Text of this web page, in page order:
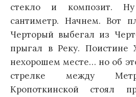
стекло и композит.
сантиметр. Начнем. Вот
Черторый выбегал из
прыгал в Реку. Поистине
нехорошем месте… но об
стрелке между
Кропоткинской стоял